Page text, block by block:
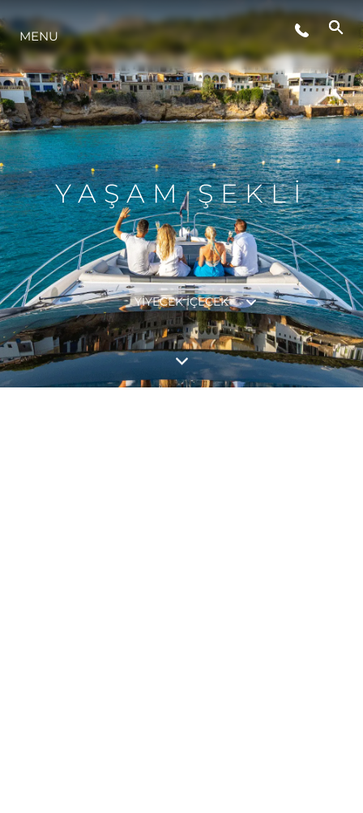
YAŞAM ŞEKLİ
YENILIK
ŞİRKET
EKIP
MİRAS
TEKNENIZIN PIYASA DEĞERINI
ÖĞRENIN
MENU
YAŞAM ŞEKLİ
YIYECEK IÇECEK